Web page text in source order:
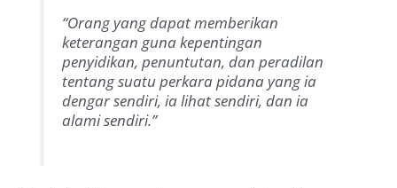
“Orang yang dapat memberikan
keterangan guna kepentingan
penyidikan, penuntutan, dan peradilan
tentang suatu perkara pidana yang ia
dengar sendiri, ia lihat sendiri, dan ia
alami sendiri.”